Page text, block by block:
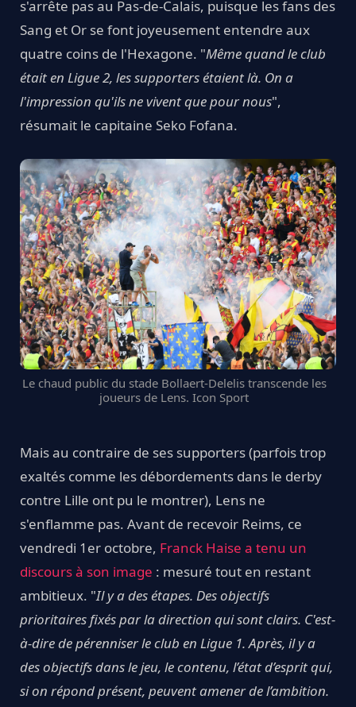
s'arrête pas au Pas-de-Calais, puisque les fans des
Sang et Or se font joyeusement entendre aux
quatre coins de l'Hexagone. "Même quand le club
était en Ligue 2, les supporters étaient là. On a
l'impression qu'ils ne vivent que pour nous",
résumait le capitaine Seko Fofana.
Le chaud public du stade Bollaert-Delelis transcende les
joueurs de Lens. Icon Sport
Mais au contraire de ses supporters (parfois trop
exaltés comme les débordements dans le derby
contre Lille ont pu le montrer), Lens ne
s'enflamme pas. Avant de recevoir Reims, ce
vendredi 1er octobre, Franck Haise a tenu un
discours à son image : mesuré tout en restant
ambitieux. "Il y a des étapes. Des objectifs
prioritaires fixés par la direction qui sont clairs. C'est-
à-dire de pérenniser le club en Ligue 1. Après, il y a
des objectifs dans le jeu, le contenu, l’état d’esprit qui,
si on répond présent, peuvent amener de l’ambition.